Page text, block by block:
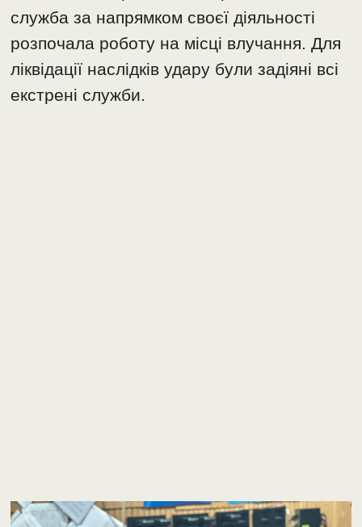
служба за напрямком своєї діяльності
розпочала роботу на місці влучання. Для
ліквідації наслідків удару були задіяні всі
екстрені служби.